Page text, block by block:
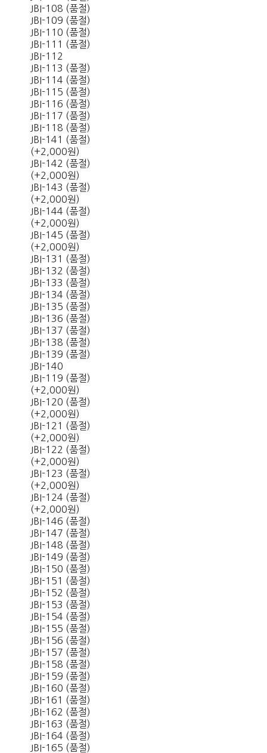
JBI-108 (품절)
JBI-109 (품절)
JBI-110 (품절)
JBI-111 (품절)
JBI-112
JBI-113 (품절)
JBI-114 (품절)
JBI-115 (품절)
JBI-116 (품절)
JBI-117 (품절)
JBI-118 (품절)
JBI-141 (품절)
(+2,000원)
JBI-142 (품절)
(+2,000원)
JBI-143 (품절)
(+2,000원)
JBI-144 (품절)
(+2,000원)
JBI-145 (품절)
(+2,000원)
JBI-131 (품절)
JBI-132 (품절)
JBI-133 (품절)
JBI-134 (품절)
JBI-135 (품절)
JBI-136 (품절)
JBI-137 (품절)
JBI-138 (품절)
JBI-139 (품절)
JBI-140
JBI-119 (품절)
(+2,000원)
JBI-120 (품절)
(+2,000원)
JBI-121 (품절)
(+2,000원)
JBI-122 (품절)
(+2,000원)
JBI-123 (품절)
(+2,000원)
JBI-124 (품절)
(+2,000원)
JBI-146 (품절)
JBI-147 (품절)
JBI-148 (품절)
JBI-149 (품절)
JBI-150 (품절)
JBI-151 (품절)
JBI-152 (품절)
JBI-153 (품절)
JBI-154 (품절)
JBI-155 (품절)
JBI-156 (품절)
JBI-157 (품절)
JBI-158 (품절)
JBI-159 (품절)
JBI-160 (품절)
JBI-161 (품절)
JBI-162 (품절)
JBI-163 (품절)
JBI-164 (품절)
JBI-165 (품절)